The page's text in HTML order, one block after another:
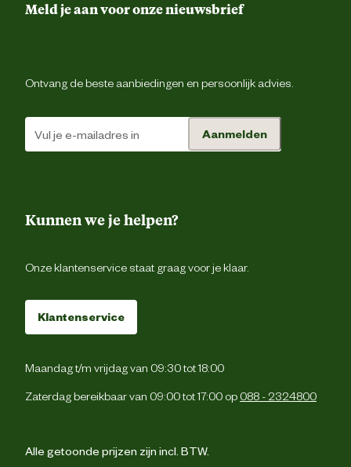
Meld je aan voor onze nieuwsbrief
Ontvang de beste aanbiedingen en persoonlijk advies.
Aanmelden
Kunnen we je helpen?
Onze klantenservice staat graag voor je klaar.
Klantenservice
Maandag t/m vrijdag van 09:30 tot 18:00
Zaterdag bereikbaar van 09:00 tot 17:00 op 088 - 2324800
Alle getoonde prijzen zijn incl. BTW.